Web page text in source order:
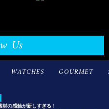
Us
WATCHES GOURMET
の感触が新しすぎる！